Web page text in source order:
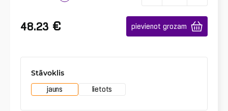
48.23 € pievienot grozam
Stāvoklis
jauns lietots